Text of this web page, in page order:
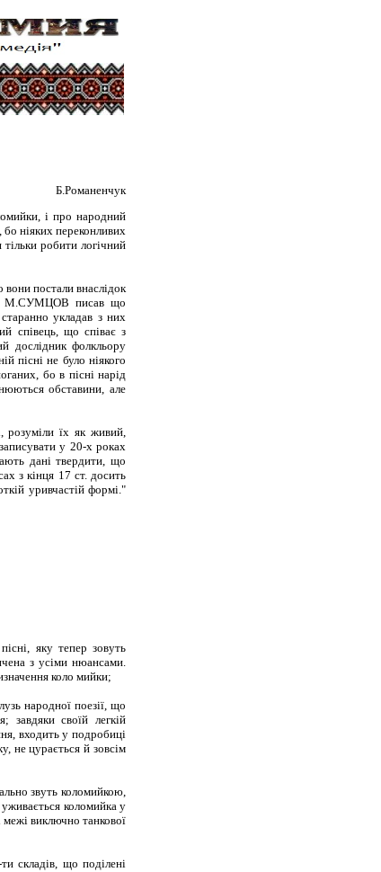
Б.Романенчук
і про народний
бо ніяких переконливих
робити логічний
постали внаслідок
М.СУМЦОВ писав що
укладав з них
співець, що співає з
дослідник фолкльору
пісні не було ніякого
бо в пісні нарід
обставини, але
їх як живий,
у 20-х роках
дані твердити, що
з кінця 17 ст. досить
уривчастій формі."
яку тепер зовуть
з усіми нюансами.
коло мийки;
народної поезії, що
завдяки своїй легкій
входить у подробиці
не цурається й зовсім
звуть коломийкою,
коломийка у
межі виключно танкової
складів, що поділені